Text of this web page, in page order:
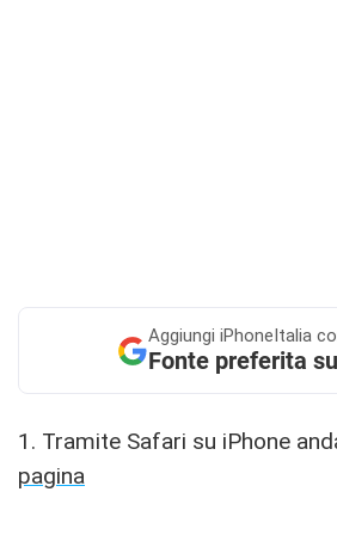
Aggiungi iPhoneItalia
Fonte preferita
1. Tramite Safari su iPhone
pagina